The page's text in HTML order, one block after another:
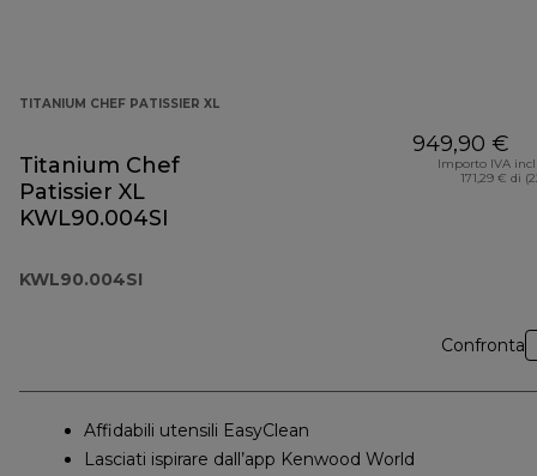
TITANIUM CHEF PATISSIER XL
Titanium Chef
Patissier XL
KWL90.004SI
KWL90.004SI
949,90 €
Importo IVA
171,29 € di
Confronta
Affidabili utensili EasyClean
Lasciati ispirare dall’app Kenwood World